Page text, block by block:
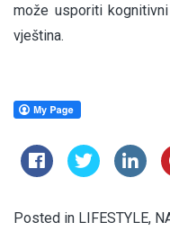
može usporiti
vještina.
Posted in LIFESTYLE,